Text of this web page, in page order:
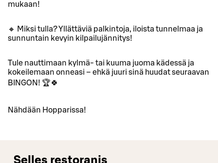
mukaan!
🔸 Miksi tulla? Yllättäviä palkintoja, iloista tunnelmaa ja
sunnuntain kevyin kilpailujännitys!
Tule nauttimaan kylmä- tai kuuma juoma kädessä ja
kokeilemaan onneasi – ehkä juuri sinä huudat seuraavan
BINGON! 🏆🍀
Nähdään Hopparissa!